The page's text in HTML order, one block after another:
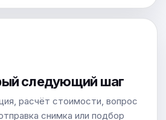
следующий шаг
расчёт стоимости, вопрос
снимка или подбор